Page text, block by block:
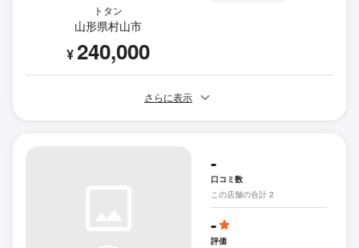
トタン
山形県村山市
¥240,000
さらに表示
-
口コミ数
この店舗の合計 2
-
評価